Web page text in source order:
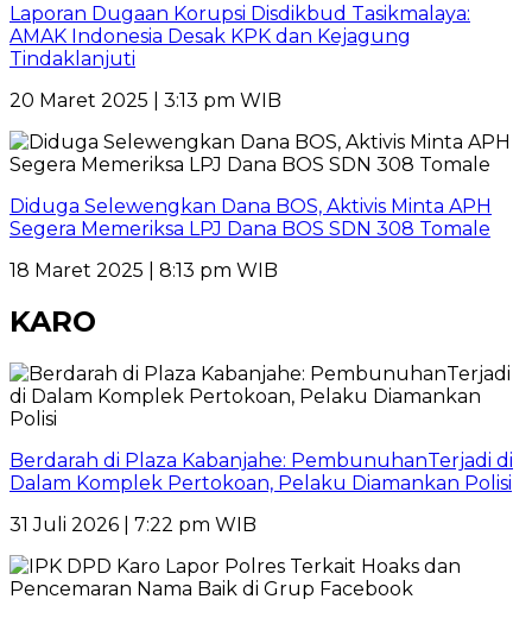
Laporan Dugaan Korupsi Disdikbud Tasikmalaya:
AMAK Indonesia Desak KPK dan Kejagung
Tindaklanjuti
20 Maret 2025 | 3:13 pm WIB
Diduga Selewengkan Dana BOS, Aktivis Minta APH
Segera Memeriksa LPJ Dana BOS SDN 308 Tomale
18 Maret 2025 | 8:13 pm WIB
KARO
Berdarah di Plaza Kabanjahe: PembunuhanTerjadi di
Dalam Komplek Pertokoan, Pelaku Diamankan Polisi
31 Juli 2026 | 7:22 pm WIB